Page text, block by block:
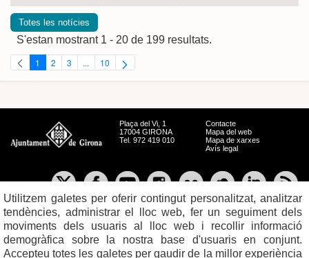
Totes les notícies
S'estan mostrant 1 - 20 de 199 resultats.
Pàgina
1 Pàgina
2 Pàgina
3 ...Pàgines intermèdies Utilitzeu TAB per navegar.
Pàgina
10
Plaça del Vi, 1
17004 GIRONA
Tel. 972 419 010
Contacte
Mapa del web
Mapa de xarxes
Avís legal
Utilitzem galetes per oferir contingut personalitzat, analitzar
tendències, administrar el lloc web, fer un seguiment dels
moviments dels usuaris al lloc web i recollir informació
demogràfica sobre la nostra base d'usuaris en conjunt.
Accepteu totes les galetes per gaudir de la millor experiència